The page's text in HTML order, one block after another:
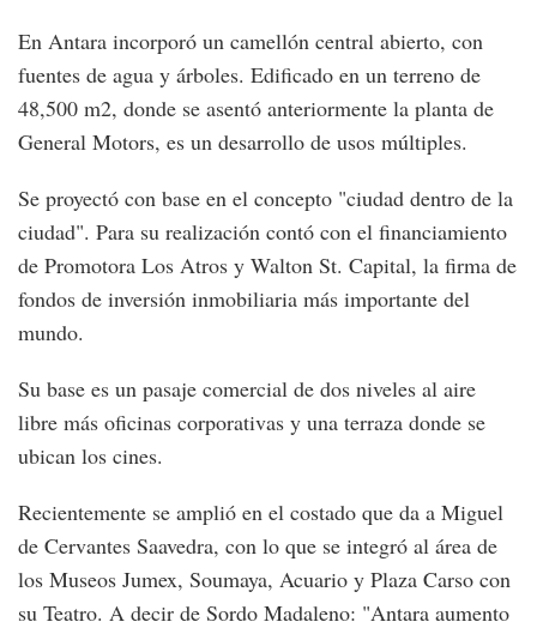
En Antara incorporó un camellón central abierto, con
fuentes de agua y árboles. Edificado en un terreno de
48,500 m2, donde se asentó anteriormente la planta de
General Motors, es un desarrollo de usos múltiples.
Se proyectó con base en el concepto "ciudad dentro de la
ciudad". Para su realización contó con el financiamiento
de Promotora Los Atros y Walton St. Capital, la firma de
fondos de inversión inmobiliaria más importante del
mundo.
Su base es un pasaje comercial de dos niveles al aire
libre más oficinas corporativas y una terraza donde se
ubican los cines.
Recientemente se amplió en el costado que da a Miguel
de Cervantes Saavedra, con lo que se integró al área de
los Museos Jumex, Soumaya, Acuario y Plaza Carso con
su Teatro. A decir de Sordo Madaleno: "Antara aumento